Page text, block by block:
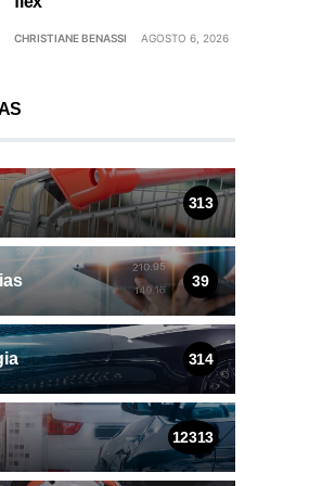
CHRISTIANE BENASSI AGOSTO 6, 2026
313
39
314
12313